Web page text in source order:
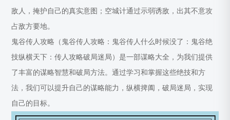
敌人，掩护自己的真实意图；空城计通过示弱诱敌，出其不意攻
占敌方要地。
鬼谷传人攻略（鬼谷传人攻略：鬼谷传人什么时候没了：鬼谷绝
技纵横天下：传人攻略破局迷局）是一部谋略大全，为我们提供
了丰富的谋略智慧和破局方法。通过学习和掌握这些绝技和方
法，我们可以提升自己的谋略能力，纵横捭阖，破局迷局，实现
自己的目标。